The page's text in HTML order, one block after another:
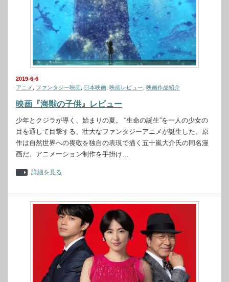
2019-6-6
アニメ
ファンタジー映画 日本映画 映画レビュー 映画作品紹介
映画『海獣の子供』レビュー
少年とクジラが導く、始まりの夏。 “生命の誕生”を一人の少女の
目を通して目撃する、壮大なファンタジーアニメが誕生した。原
作は自然世界への畏敬を独自の表現で描く五十嵐大介氏の同名漫
画だ。アニメーション制作を手掛け…
詳細を見る